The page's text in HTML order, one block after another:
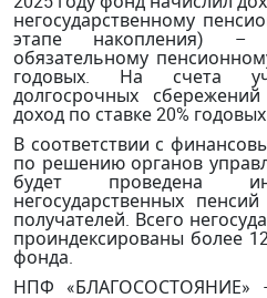
негосударственному
этапе накопления)
обязательному
годовых. На счета
долгосрочных
доход по ставке 20%
В соответствии с
по решению органов
будет проведена
негосударственных
получателей. Всего
проиндексированы более
фонда.
НПФ «БЛАГОСОСТОЯНИЕ»